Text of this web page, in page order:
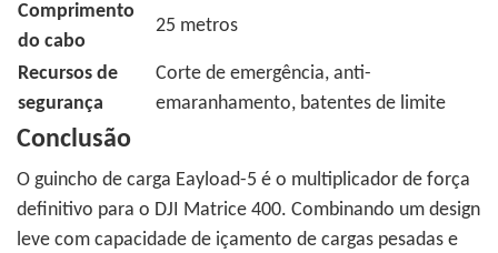
Comprimento
do cabo
25 metros
Recursos de
segurança
Corte de emergência, anti-
emaranhamento, batentes de limite
Conclusão
O guincho de carga Eayload-5 é o multiplicador de força
definitivo para o DJI Matrice 400. Combinando um design
leve com capacidade de içamento de cargas pesadas e